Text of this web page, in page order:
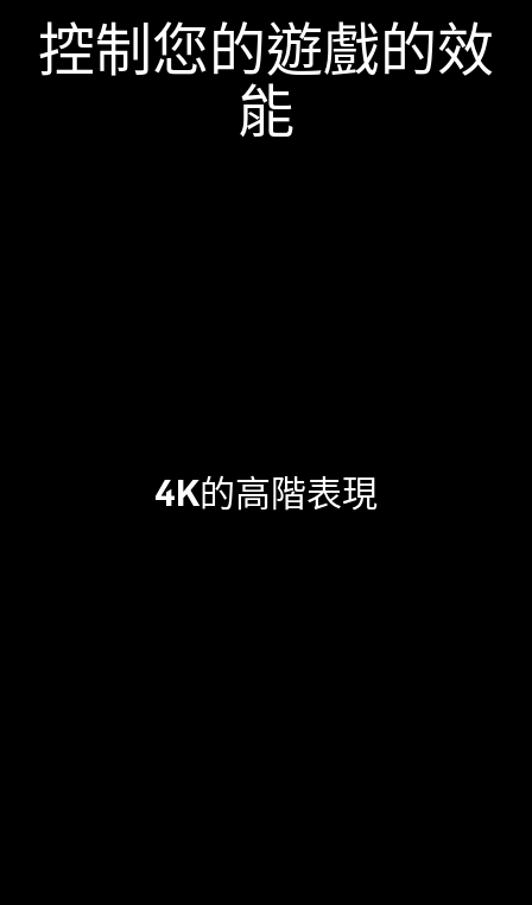
控制您的遊戲的效
能
4K的高階表現